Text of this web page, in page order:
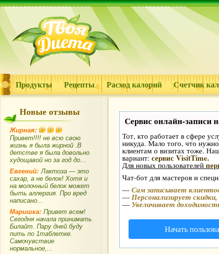
Продукты Рецепты Расход калорий Счетчик
Новые отзывы
Жирная:
Привет!!!! не всю свою
жизнь я была жирной .В
детстве я была довольно
худощавой но за год до...
Евгений: Лактоза — это
сахар, а не белок! Хотя и
на молочный белок может
быть аллергия. Про вред
написано...
Маришка: Привет всем!
Сегодня начала принимать
Билайт. Пару дней буду
пить по 1таблетке.
Самочувствие
нормальное,...
Сервис онлайн-записи
Тот, кто работает в сфере
никуда. Мало того, что
клиентам о визитах тоже.
вариант: сервис VisitTime.
Для новых пользователей
Чат-бот для мастеров и
— Сам записывает
— Персонализирует
— Увеличивает
Начать